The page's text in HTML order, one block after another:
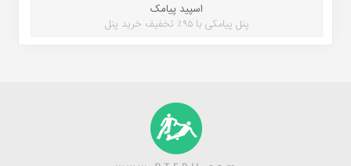
اسپید پیامک
پنل پیامکی با ۹۵٪ تخفیف خرید پنل